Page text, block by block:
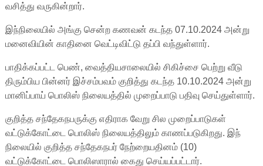
வசித்து வருகின்றார்.
இந்நிலையில் அங்கு சென்ற கணவன் கடந்த 07.10.2024 அன்று
மனைவியின் காதினை வெட்டிவிட்டு தப்பி வந்துள்ளார்.
பாதிக்கப்பட்ட பெண், வைத்தியசாலையில் சிகிச்சை பெற்று வீடு
திரும்பிய பின்னர் இச்சம்பவம் குறித்து கடந்த 10.10.2024 அன்று
மானிப்பாய் பொலிஸ் நிலையத்தில் முறைப்பாடு பதிவு செய்துள்ளார்.
குறித்த சந்தேகநபருக்கு எதிராக வேறு சில முறைப்பாடுகள்
வட்டுக்கோட்டை பொலிஸ் நிலையத்திலும் காணப்படுகிறது. இந்
நிலையில் குறித்த சந்தேகநபர் நேற்றையதினம் (10)
வட்டுக்கோட்டை பொலிஸாரால் கைது செய்யப்பட்டார்.